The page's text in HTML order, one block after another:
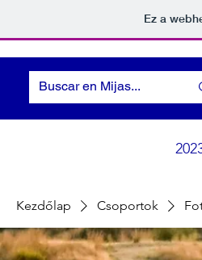
Ez a
Kezdőlap Csoportok